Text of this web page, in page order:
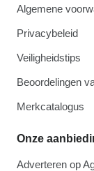
Algemene
Privacybeleid
Veiligheidstips
Beoordelingen
Merkcatalogus
Onze
Adverteren op